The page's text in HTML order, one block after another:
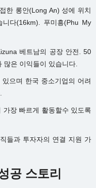
한 롱안(Long An) 성에 위치
다(16km). 푸미흥(Phu My
베트남의 공장 안전. 50
은 이익들이 있습니다.
으며 한국 중소기업의 어려
장 빠르게 활동할수 있도록
들과 투자자의 연결 지원 가
공 스토리